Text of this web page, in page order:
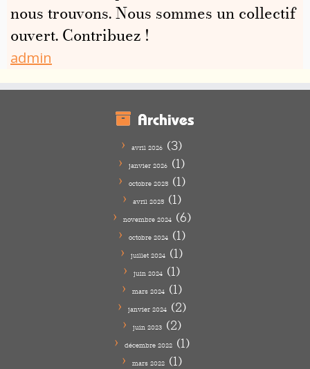
nous trouvons. Nous sommes un collectif
ouvert. Contribuez !
admin
Archives
avril 2026 (3)
janvier 2026 (1)
octobre 2025(1)
avril 2025(1)
novembre 2024(6)
octobre 2024(1)
juillet 2024 (1)
juin 2024 (1)
mars 2024(1)
janvier 2024(2)
juin 2023(2)
décembre 2022(1)
mars 2022(1)